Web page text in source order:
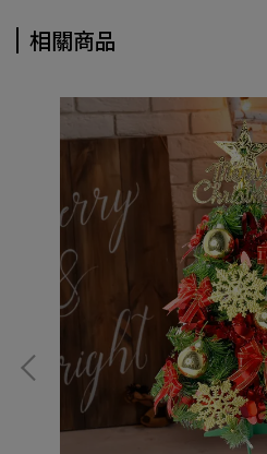
相關商品